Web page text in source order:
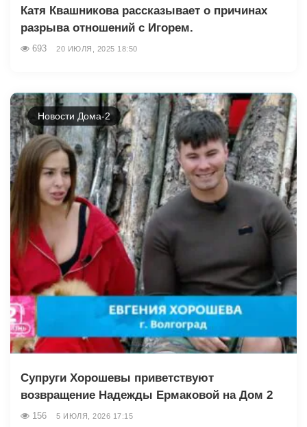
Катя Квашникова рассказывает о причинах
разрыва отношений с Игорем.
693 20 ИЮЛЯ, 2025 18:50
Новости Дома-2
Супруги Хорошевы приветствуют
возвращение Надежды Ермаковой на Дом 2
156 5 ИЮЛЯ, 2026 17:15